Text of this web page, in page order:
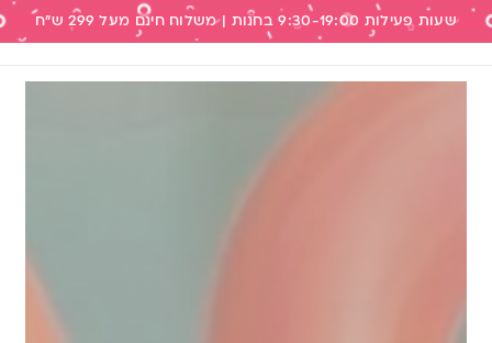
שעות פעילות 9:30-19:00 בחנות | משלוח חינם מעל 299 ש"ח